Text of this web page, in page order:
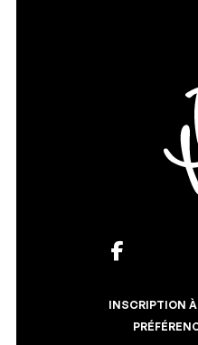
INSCRIPTION